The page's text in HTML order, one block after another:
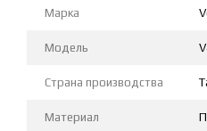
Марка
Модель
Страна производства
Материал